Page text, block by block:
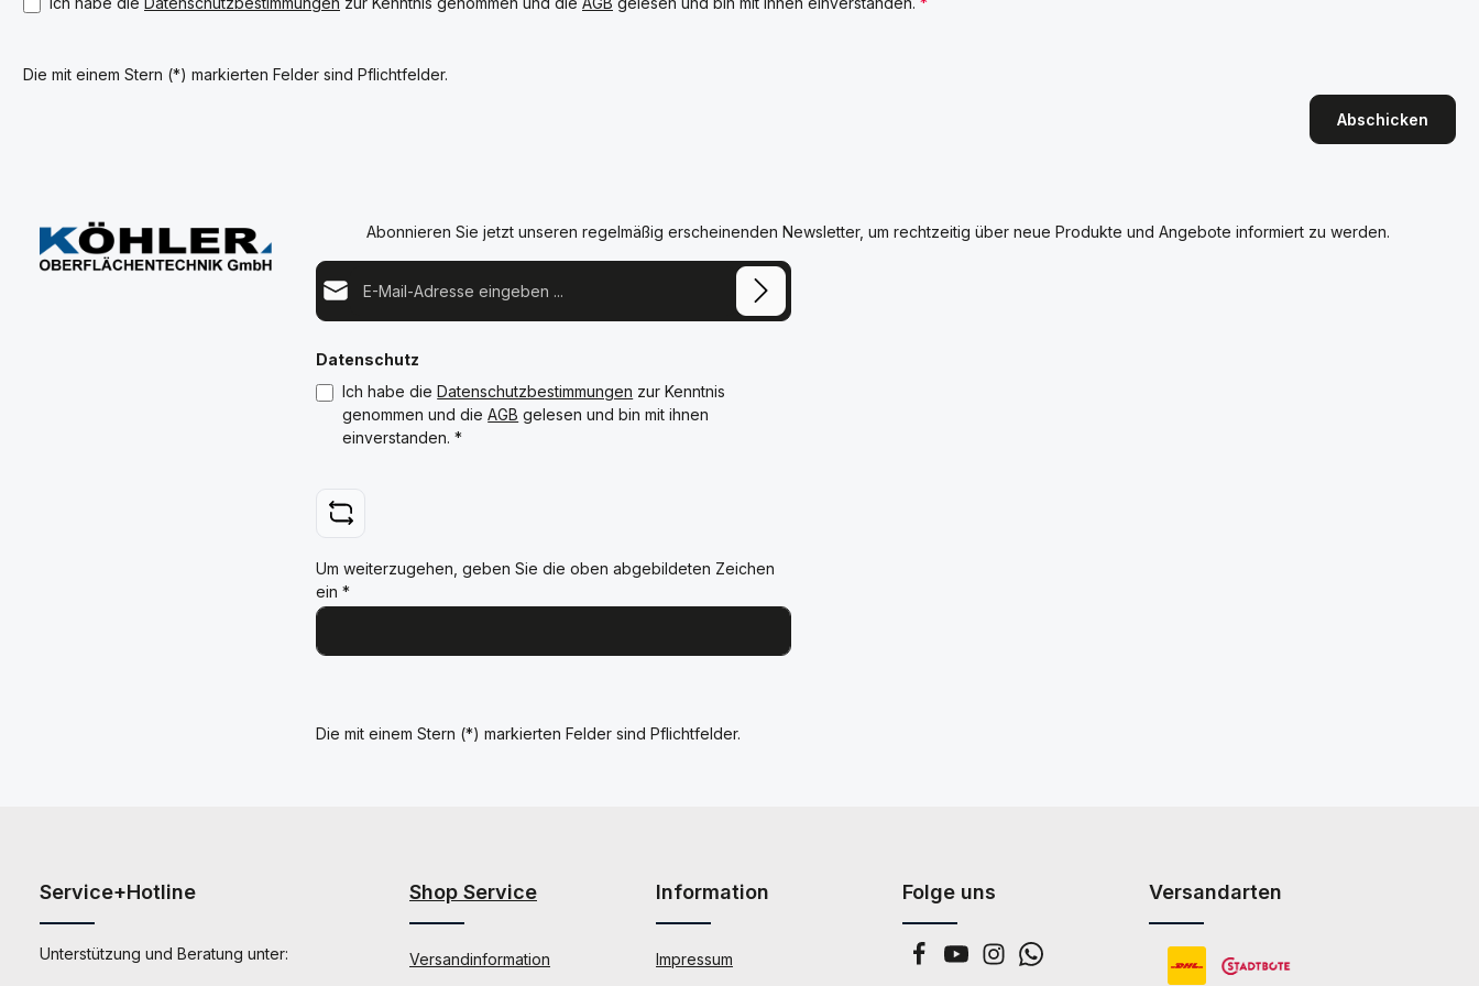
Die mit einem Stern (*) markierten Felder sind Pflichtfelder.
Abschicken
Abonnieren Sie jetzt unseren regelmäßig erscheinenden Newsletter, um rechtzeitig über neue Produkte und Angebote informiert zu werden.
E-Mail-Adresse*
Datenschutz
Ich habe dieDatenschutzbestimmungen zur Kenntnis
genommen und dieAGB gelesen und bin mit ihnen
einverstanden.*
Um weiterzugehen, geben Sie die oben abgebildeten Zeichen
ein*
Die mit einem Stern (*) markierten Felder sind Pflichtfelder.
Service+Hotline
Unterstützung und Beratung unter:
Shop Service
Versandinformation
Information
Impressum
Folge uns Versandarten